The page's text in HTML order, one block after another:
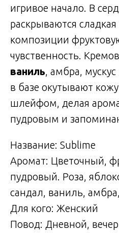
игривое начало. В
раскрываются сладкая
композиции
чувственность.
ваниль, амбра,
в базе окутывают
шлейфом, делая
пудровым и
Название: Sublime
Аромат: Цветочный,
пудровый. Роза,
сандал, ваниль,
Для кого: Женский
Повод: Дневной,